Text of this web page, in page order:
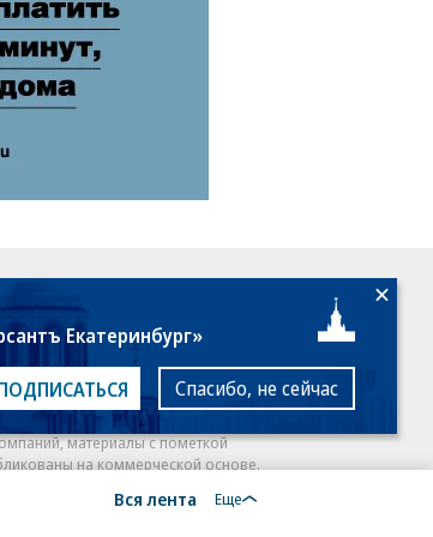
Вся лента Еще
материалы с пометкой
на коммерческой основе.
технологии. Подробнее
Екатеринбург»
Спасибо, не сейчас